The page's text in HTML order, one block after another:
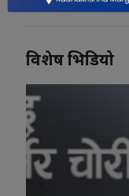
विशेष भिडियो